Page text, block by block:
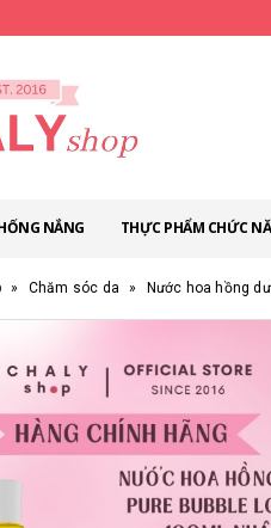
NẮNG THỰC PHẨM CHỨC
» Chăm sóc da » Nước hoa hồng